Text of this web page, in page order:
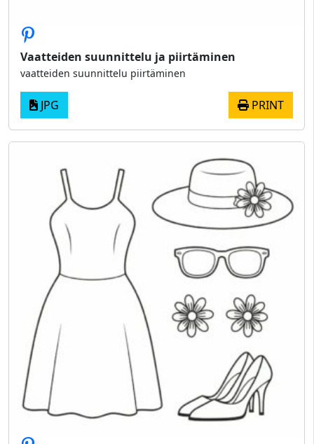
Vaatteiden suunnittelu ja piirtäminen
vaatteiden suunnittelu piirtäminen
JPG PRINT